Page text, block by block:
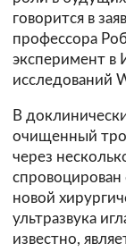
говорится в
профессора
эксперимент в
исследований
В
очищенный
через
новой
ультразвука
известно,